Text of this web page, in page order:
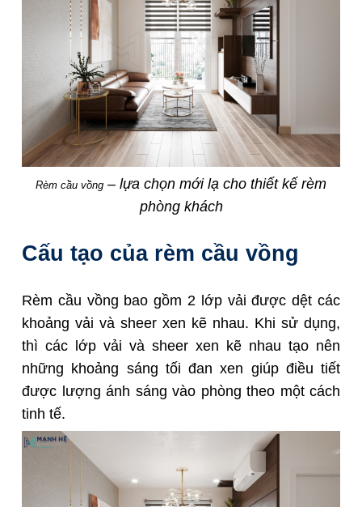
Rèm cầu vồng – lựa chọn mới lạ cho thiết kế rèm
phòng khách
Cấu tạo của rèm cầu vồng
Rèm cầu vồng bao gồm 2 lớp vải được dệt các
khoảng vải và sheer xen kẽ nhau. Khi sử dụng,
thì các lớp vải và sheer xen kẽ nhau tạo nên
những khoảng sáng tối đan xen giúp điều tiết
được lượng ánh sáng vào phòng theo một cách
tinh tế.